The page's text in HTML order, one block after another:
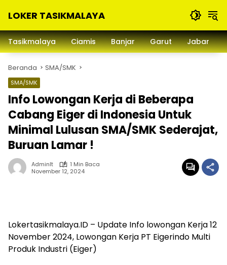
LOKER TASIKMALAYA
Lowongan
Kerja
dan
Sekitarna
Tasikmalaya Ciamis Banjar Garut Jabar
Beranda SMA/SMK
SMA/SMK
Info Lowongan Kerja di Beberapa
Cabang Eiger di Indonesia Untuk
Minimal Lulusan SMA/SMK Sederajat,
Buruan Lamar !
Adminlt
1 Min Baca
November 12, 2024
Lokertasikmalaya.ID – Update Info lowongan Kerja 12
November 2024, Lowongan Kerja PT Eigerindo Multi
Produk Industri (Eiger)